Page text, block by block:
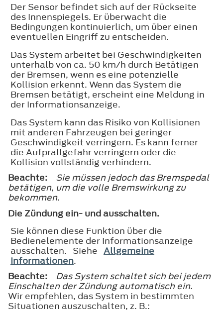
Der Sensor befindet sich auf der Rückseite
des Innenspiegels. Er überwacht die
Bedingungen kontinuierlich, um über einen
eventuellen Eingriff zu entscheiden.
Das System arbeitet bei Geschwindigkeiten
unterhalb von ca. 50 km/h durch Betätigen
der Bremsen, wenn es eine potenzielle
Kollision erkennt. Wenn das System die
Bremsen betätigt, erscheint eine Meldung in
der Informationsanzeige.
Das System kann das Risiko von Kollisionen
mit anderen Fahrzeugen bei geringer
Geschwindigkeit verringern. Es kann ferner
die Aufprallgefahr verringern oder die
Kollision vollständig verhindern.
Beachte:
Sie müssen jedoch das Bremspedal
betätigen, um die volle Bremswirkung zu
bekommen.
Die Zündung ein- und ausschalten.
Sie können diese Funktion über die
Bedienelemente der Informationsanzeige
ausschalten. Siehe Allgemeine
Informationen.
Beachte:
Das System schaltet sich bei jedem
Einschalten der Zündung automatisch ein.
Wir empfehlen, das System in bestimmten
Situationen auszuschalten, z. B.: